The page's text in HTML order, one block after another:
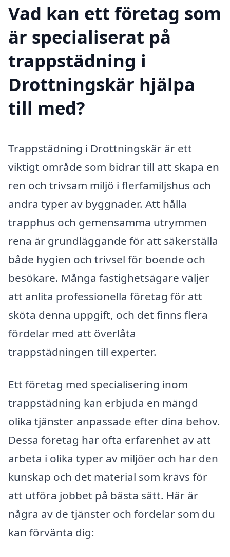
Vad kan ett företag som
är specialiserat på
trappstädning i
Drottningskär hjälpa
till med?
Trappstädning i Drottningskär är ett
viktigt område som bidrar till att skapa en
ren och trivsam miljö i flerfamiljshus och
andra typer av byggnader. Att hålla
trapphus och gemensamma utrymmen
rena är grundläggande för att säkerställa
både hygien och trivsel för boende och
besökare. Många fastighetsägare väljer
att anlita professionella företag för att
sköta denna uppgift, och det finns flera
fördelar med att överlåta
trappstädningen till experter.
Ett företag med specialisering inom
trappstädning kan erbjuda en mängd
olika tjänster anpassade efter dina behov.
Dessa företag har ofta erfarenhet av att
arbeta i olika typer av miljöer och har den
kunskap och det material som krävs för
att utföra jobbet på bästa sätt. Här är
några av de tjänster och fördelar som du
kan förvänta dig: